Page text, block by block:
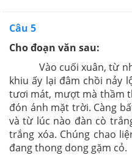
Câu 5
Cho đoạn văn sau:
Vào cuối xuân, từ
khiu ấy lại đâm chồi nảy
tươi mát, mượt mà thầm
đón ánh mặt trời. Càng
và từ lúc nào đàn cò
trắng xóa. Chúng chao
đang thong dong gặm cỏ.